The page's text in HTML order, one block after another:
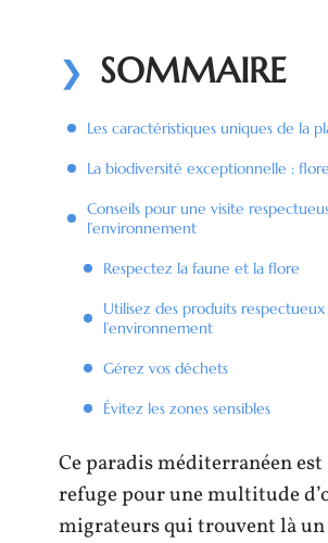
SOMMAIRE
Les caractéristiques uniques de la
La biodiversité exceptionnelle :
Conseils pour une visite
l’environnement
Respectez la faune et la flore
Utilisez des produits respectueux
l’environnement
Gérez vos déchets
Évitez les zones sensibles
Ce paradis méditerranéen est
refuge pour une multitude
migrateurs qui trouvent là un